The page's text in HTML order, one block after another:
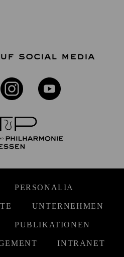
SOCIAL MEDIA
PERSONALIA
UNTERNEHMEN
PUBLIKATIONEN
INTRANET